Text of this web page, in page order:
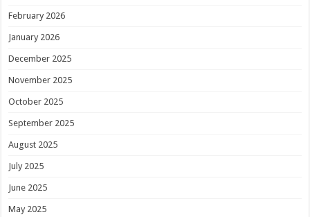
February 2026
January 2026
December 2025
November 2025
October 2025
September 2025
August 2025
July 2025
June 2025
May 2025